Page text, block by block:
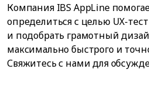
Компания IBS AppLine
определиться с целью UX-
и подобрать грамотный
максимально быстрого и
Свяжитесь с нами для